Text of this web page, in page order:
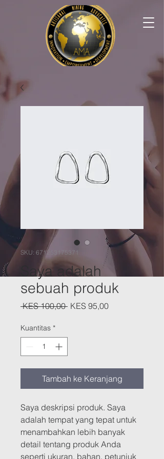
SKU: 671253175371
Saya adalah
sebuah produk
KES 100,00 Harga
KES 95,00Harga
Kuantitas *
Tambah ke Keranjang
Saya deskripsi produk. Saya
adalah tempat yang tepat untuk
menambahkan lebih banyak
detail tentang produk Anda
seperti ukuran, bahan, petunjuk